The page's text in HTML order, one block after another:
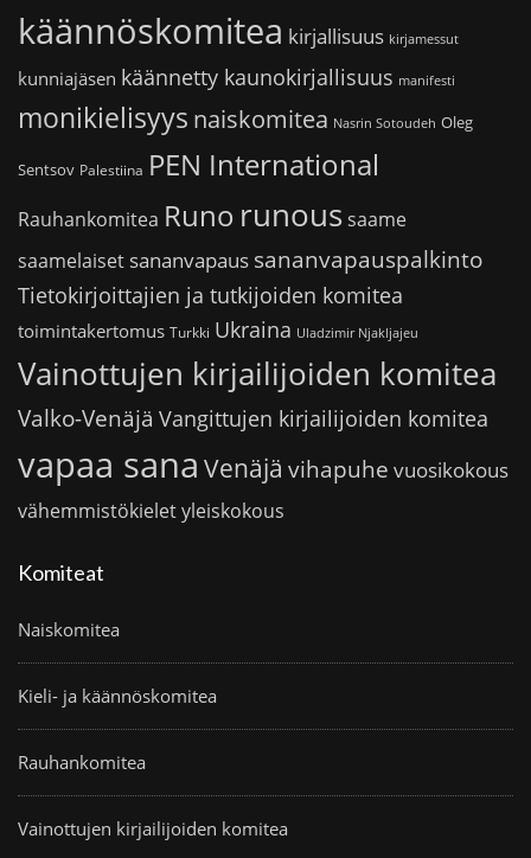
käännöskomitea kirjallisuus kirjamessut
kunniajäsen käännetty kaunokirjallisuus manifesti
monikielisyys naiskomitea Nasrin Sotoudeh Oleg
Sentsov Palestiina PEN International
Rauhankomitea Runo runoussaame
saamelaiset sananvapaus sananvapauspalkinto
Tietokirjoittajien ja tutkijoiden komitea
toimintakertomus Turkki Ukraina Uladzimir Njakljajeu
Vainottujen kirjailijoiden komitea
Valko-Venäjä Vangittujen kirjailijoiden komitea
vapaa sana Venäjä vihapuhe vuosikokous
vähemmistökieletyleiskokous
Komiteat
Naiskomitea
Kieli- ja käännöskomitea
Rauhankomitea
Vainottujen kirjailijoiden komitea